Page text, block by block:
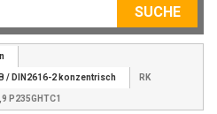
SUCHE
/ DIN2616-2 konzentrisch RK
P235GHTC1